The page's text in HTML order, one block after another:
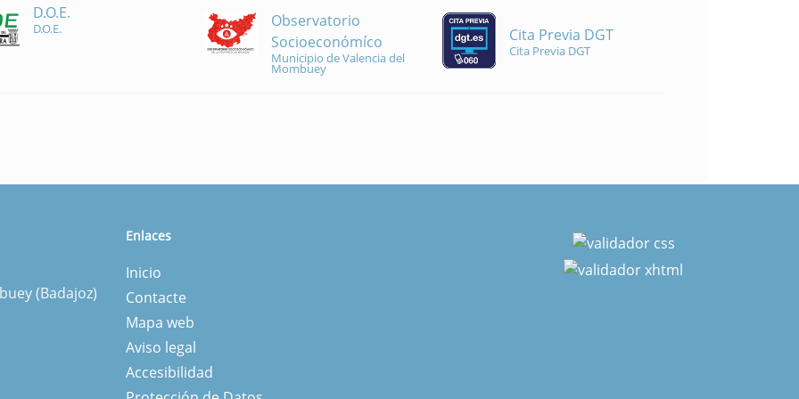
D.O.E.
D.O.E.
Observatorio
Socioeconómíco
Municipio de Valencia del
Mombuey
Cita Previa DGT
Cita Previa DGT
(Badajoz)
Enlaces
Inicio
Contacte
Mapa web
Aviso legal
Accesibilidad